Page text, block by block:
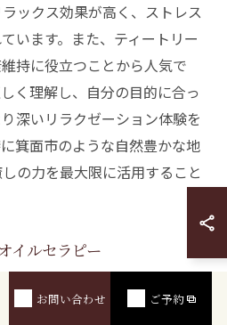
ックス効果が高く、ストレス
います。また、ティートリー
持に役立つことから人気で
く理解し、自分の目的に合っ
深いリラクゼーション体験を
箕面市のような自然豊かな地
の力を最大限に活用すること
イルセラピー
ロマオイルセラピーは、多く
を提供しています。専門のセ
お問い合わせ ご予約